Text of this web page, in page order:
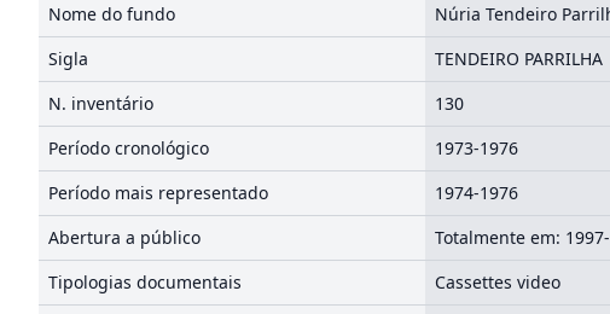
Nome do fundo
Núria Tendeiro
Sigla
TENDEIRO PARRILHA
N. inventário
130
Período cronológico
1973-1976
Período mais representado
1974-1976
Abertura a público
Totalmente em:
Tipologias documentais
Cassettes video